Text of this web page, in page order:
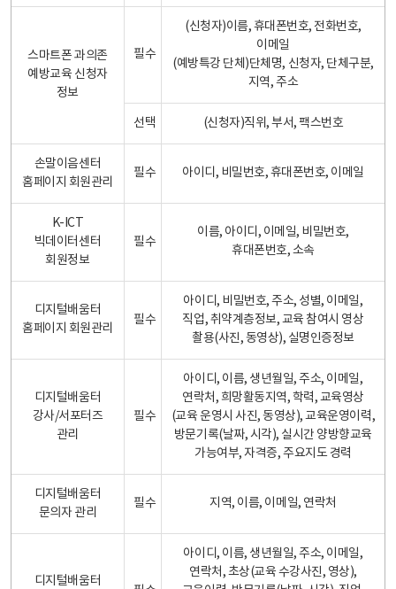
스마트폰 과의존
예방교육 신청자
정보
필수
(신청자)이름, 휴대폰번호, 전화번호,
이메일
(예방특강 단체)단체명, 신청자, 단체구분,
지역, 주소
선택 (신청자)직위, 부서, 팩스번호
손말이음센터
홈페이지 회원관리
필수 아이디, 비밀번호, 휴대폰번호, 이메일
K-ICT
빅데이터센터
회원정보
필수
이름, 아이디, 이메일, 비밀번호,
휴대폰번호, 소속
디지털배움터
홈페이지 회원관리
필수
아이디, 비밀번호, 주소, 성별, 이메일,
직업, 취약계층정보, 교육 참여시 영상
촬용(사진, 동영상), 실명인증정보
디지털배움터
강사/서포터즈
관리
필수
아이디, 이름, 생년월일, 주소, 이메일,
연락처, 희망활동지역, 학력, 교육영상
(교육 운영시 사진, 동영상), 교육운영이력,
방문기록(날짜, 시각), 실시간 양방향교육
가능여부, 자격증, 주요지도 경력
디지털배움터
문의자 관리
필수 지역, 이름, 이메일, 연락처
디지털배움터
아이디, 이름, 생년월일, 주소, 이메일,
연락처, 초상(교육 수강사진, 영상),